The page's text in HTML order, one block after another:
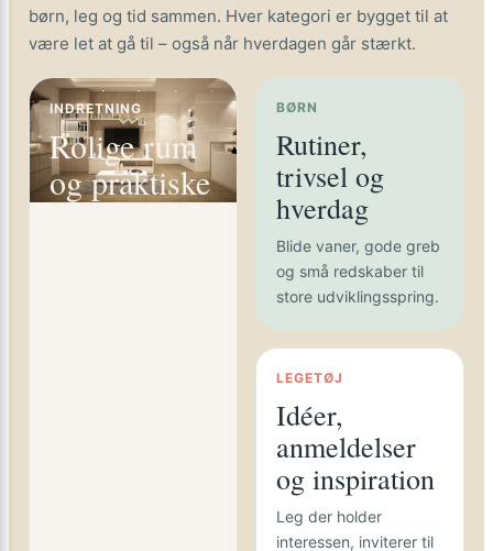
børn, leg og tid sammen. Hver kategori er bygget til at
være let at gå til – også når hverdagen går stærkt.
INDRETNING
Rolige rum
og praktiske
løsninger
BØRN
Rutiner,
trivsel og
hverdag
Blide vaner, gode greb
og små redskaber til
store udviklingsspring.
LEGETØJ
Idéer,
anmeldelser
og inspiration
Leg der holder
interessen, inviterer til